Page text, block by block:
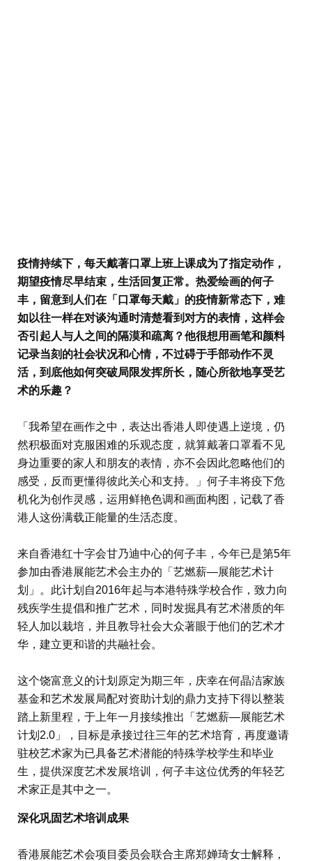
疫情持续下，每天戴著口罩上班上课成为了指定动作，
期望疫情尽早结束，生活回复正常。热爱绘画的何子
丰，留意到人们在「口罩每天戴」的疫情新常态下，难
如以往一样在对谈沟通时清楚看到对方的表情，这样会
否引起人与人之间的隔漠和疏离？他很想用画笔和颜料
记录当刻的社会状况和心情，不过碍于手部动作不灵
活，到底他如何突破局限发挥所长，随心所欲地享受艺
术的乐趣？
「我希望在画作之中，表达出香港人即使遇上逆境，仍
然积极面对克服困难的乐观态度，就算戴著口罩看不见
身边重要的家人和朋友的表情，亦不会因此忽略他们的
感受，反而更懂得彼此关心和支持。」何子丰将疫下危
机化为创作灵感，运用鲜艳色调和画面构图，记载了香
港人这份满载正能量的生活态度。
来自香港红十字会甘乃迪中心的何子丰，今年已是第5年
参加由香港展能艺术会主办的「艺燃薪—展能艺术计
划」。此计划自2016年起与本港特殊学校合作，致力向
残疾学生提倡和推广艺术，同时发掘具有艺术潜质的年
轻人加以栽培，并且教导社会大众著眼于他们的艺术才
华，建立更和谐的共融社会。
这个饶富意义的计划原定为期三年，庆幸在何晶洁家族
基金和艺术发展局配对资助计划的鼎力支持下得以整装
踏上新里程，于上年一月接续推出「艺燃薪—展能艺术
计划2.0」，目标是承接过往三年的艺术培育，再度邀请
驻校艺术家为已具备艺术潜能的特殊学校学生和毕业
生，提供深度艺术发展培训，何子丰这位优秀的年轻艺
术家正是其中之一。
深化巩固艺术培训成果
香港展能艺术会项目委员会联合主席郑婵琦女士解释，